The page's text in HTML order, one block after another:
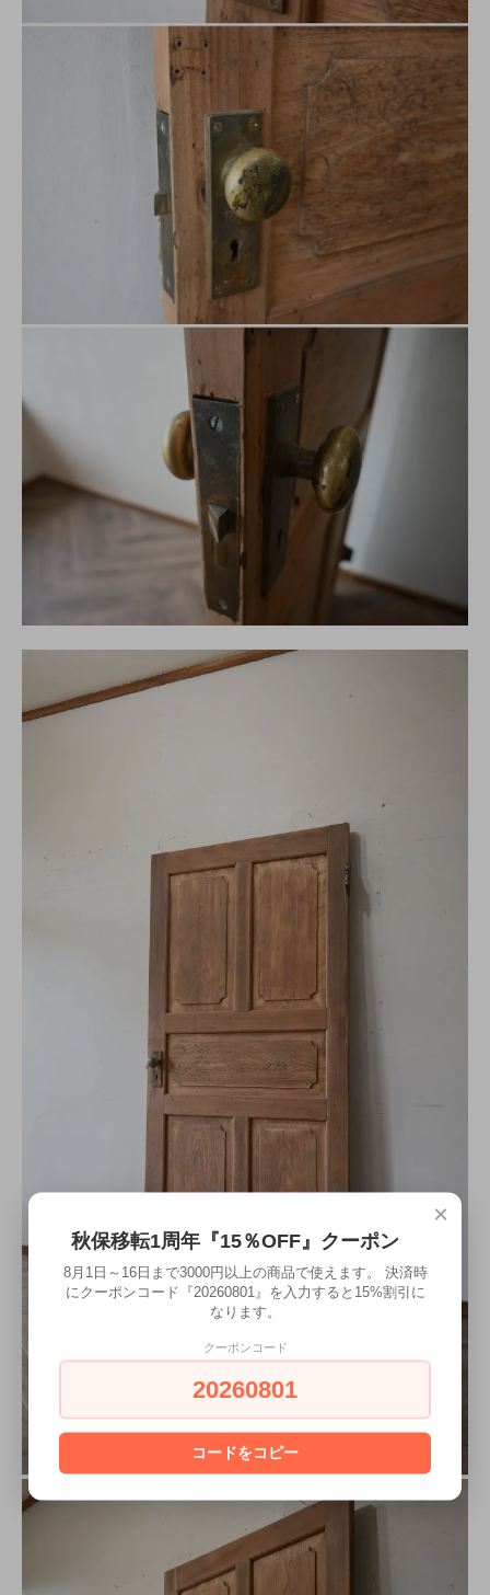
×
秋保移転1周年『15％OFF』クーポン
8月1日～16日まで3000円以上の商品で使えます。 決済時
にクーポンコード『20260801』を入力すると15%割引に
なります。
クーポンコード
20260801
コードをコピー